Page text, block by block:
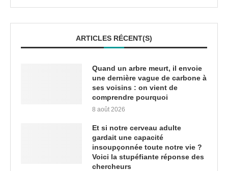
ARTICLES RÉCENT(S)
Quand un arbre meurt, il envoie
une dernière vague de carbone à
ses voisins : on vient de
comprendre pourquoi
8 août 2026
Et si notre cerveau adulte
gardait une capacité
insoupçonnée toute notre vie ?
Voici la stupéfiante réponse des
chercheurs